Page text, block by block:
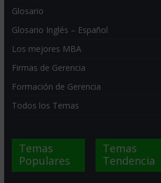
Glosario
Glosario Inglés – Español
Los mejores MBA
Firmas de Gerencia
Formación de Gerencia
Todos los Temas
Temas
Populares
Temas
Tendencia